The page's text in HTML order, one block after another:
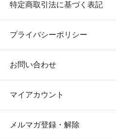
特定商取引法に基づく表記
プライバシーポリシー
お問い合わせ
マイアカウント
メルマガ登録・解除